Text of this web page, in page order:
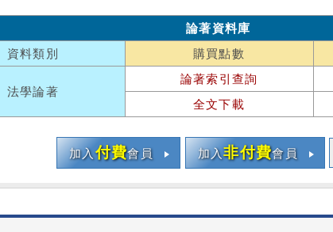
論著資料庫
資料類別
購買點數
法學論著
論著索引查詢
全文下載
加入付費會員 加入非付費會員